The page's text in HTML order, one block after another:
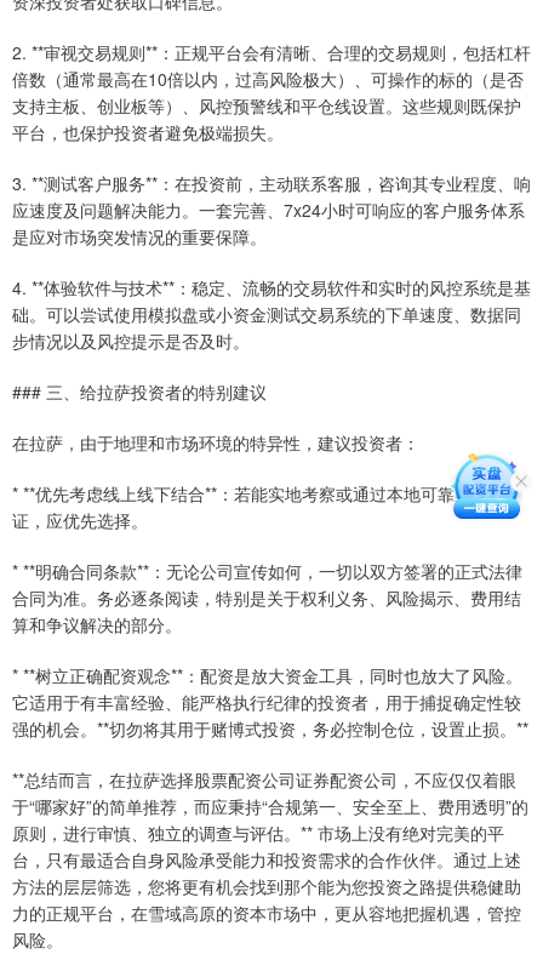
2. **审视交易规则**：正规平台会有清晰、合理的交易规则，包括杠杆
倍数（通常最高在10倍以内，过高风险极大）、可操作的标的（是否
支持主板、创业板等）、风控预警线和平仓线设置。这些规则既保护
平台，也保护投资者避免极端损失。
3. **测试客户服务**：在投资前，主动联系客服，咨询其专业程度、响
应速度及问题解决能力。一套完善、7x24小时可响应的客户服务体系
是应对市场突发情况的重要保障。
4. **体验软件与技术**：稳定、流畅的交易软件和实时的风控系统是基
础。可以尝试使用模拟盘或小资金测试交易系统的下单速度、数据同
步情况以及风控提示是否及时。
### 三、给拉萨投资者的特别建议
在拉萨，由于地理和市场环境的特异性，建议投资者：
* **优先考虑线上线下结合**：若能实地考察或通过本地可靠渠道验
证，应优先选择。
* **明确合同条款**：无论公司宣传如何，一切以双方签署的正式法律
合同为准。务必逐条阅读，特别是关于权利义务、风险揭示、费用结
算和争议解决的部分。
* **树立正确配资观念**：配资是放大资金工具，同时也放大了风险。
它适用于有丰富经验、能严格执行纪律的投资者，用于捕捉确定性较
强的机会。**切勿将其用于赌博式投资，务必控制仓位，设置止损。**
**总结而言，在拉萨选择股票配资公司证券配资公司，不应仅仅着眼
于“哪家好”的简单推荐，而应秉持“合规第一、安全至上、费用透明”的
原则，进行审慎、独立的调查与评估。** 市场上没有绝对完美的平
台，只有最适合自身风险承受能力和投资需求的合作伙伴。通过上述
方法的层层筛选，您将更有机会找到那个能为您投资之路提供稳健助
力的正规平台，在雪域高原的资本市场中，更从容地把握机遇，管控
风险。